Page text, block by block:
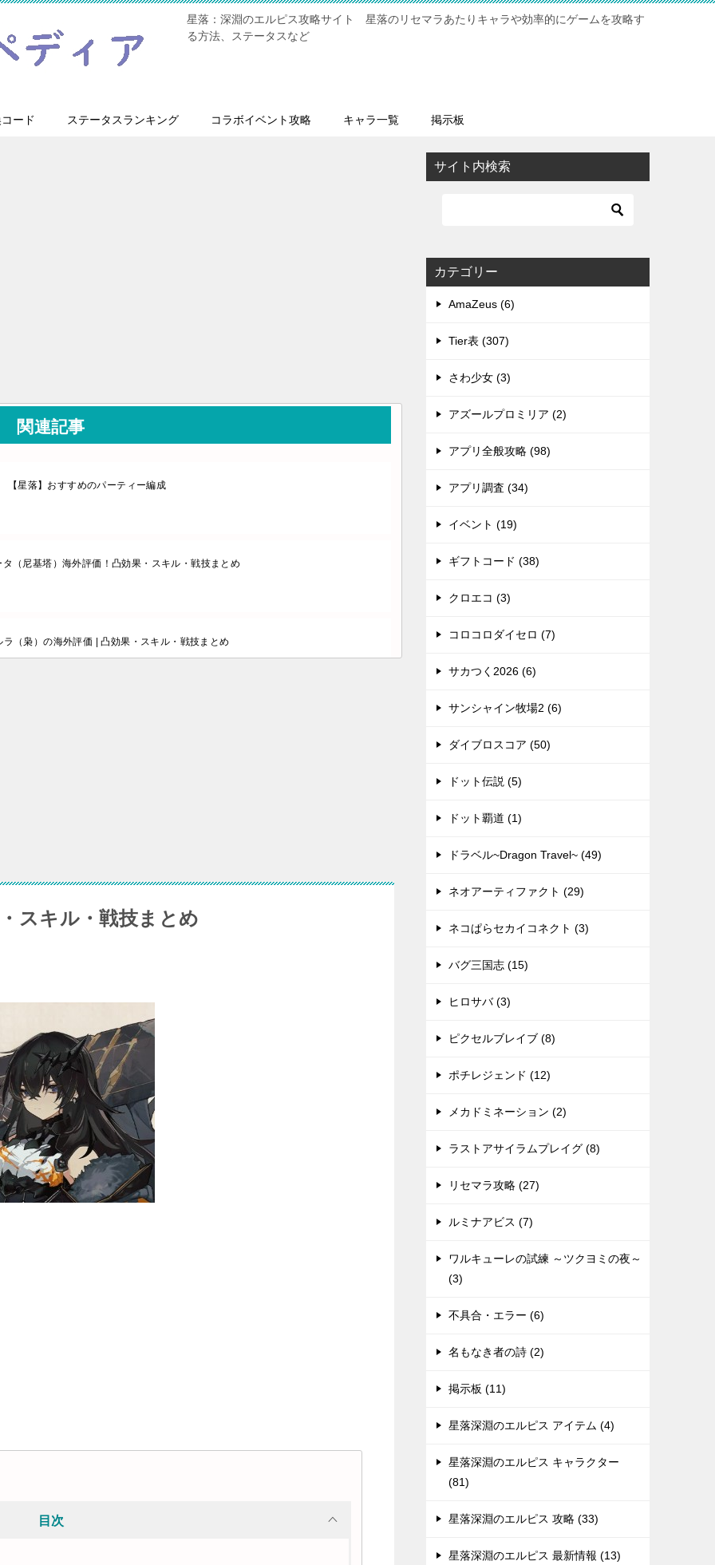
星落：深淵のエルピス攻略サイト 星落のリセマラあたりキャラや効率的にゲームを攻略す
る方法、ステータスなど
ード ステータスランキング コラボイベント攻略 キャラ一覧 掲示板
関連記事
【星落】おすすめのパーティー編成
（尼基塔）海外評価！凸効果・スキル・戦技まとめ
ラ（枭）の海外評価 | 凸効果・スキル・戦技まとめ
スキル・戦技まとめ
目次
サイト内検索
カテゴリー
AmaZeus (6)
Tier表 (307)
さわ少女 (3)
アズールプロミリア (2)
アプリ全般攻略 (98)
アプリ調査 (34)
イベント (19)
ギフトコード (38)
クロエコ (3)
コロコロダイセロ (7)
サカつく2026 (6)
サンシャイン牧場2 (6)
ダイブロスコア (50)
ドット伝説 (5)
ドット覇道 (1)
ドラベル~Dragon Travel~ (49)
ネオアーティファクト (29)
ネコぱらセカイコネクト (3)
バグ三国志 (15)
ヒロサバ (3)
ピクセルブレイブ (8)
ポチレジェンド (12)
メカドミネーション (2)
ラストアサイラムプレイグ (8)
リセマラ攻略 (27)
ルミナアビス (7)
ワルキューレの試練 ～ツクヨミの夜～
(3)
不具合・エラー (6)
名もなき者の詩 (2)
掲示板 (11)
星落深淵のエルピス アイテム (4)
星落深淵のエルピス キャラクター
(81)
星落深淵のエルピス 攻略 (33)
星落深淵のエルピス 最新情報 (13)